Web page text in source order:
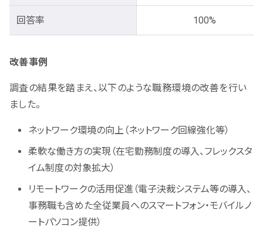
回答率 100%
改善事例
調査の結果を踏まえ、以下のような職務環境の改善を行い
ました。
ネットワーク環境の向上（ネットワーク回線強化等）
柔軟な働き方の実現（在宅勤務制度の導入、フレックスタ
イム制度の対象拡大）
リモートワークの活用促進（電子決裁システム等の導入、
事務職も含めた全従業員へのスマートフォン・モバイルノ
ートパソコン提供）